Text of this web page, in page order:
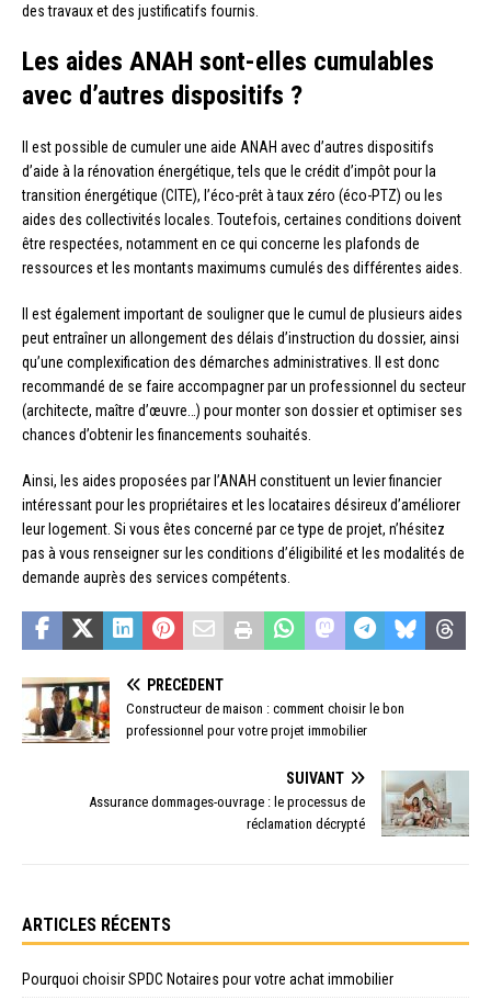
des travaux et des justificatifs fournis.
Les aides ANAH sont-elles cumulables
avec d’autres dispositifs ?
Il est possible de cumuler une aide ANAH avec d’autres dispositifs
d’aide à la rénovation énergétique, tels que le crédit d’impôt pour la
transition énergétique (CITE), l’éco-prêt à taux zéro (éco-PTZ) ou les
aides des collectivités locales. Toutefois, certaines conditions doivent
être respectées, notamment en ce qui concerne les plafonds de
ressources et les montants maximums cumulés des différentes aides.
Il est également important de souligner que le cumul de plusieurs aides
peut entraîner un allongement des délais d’instruction du dossier, ainsi
qu’une complexification des démarches administratives. Il est donc
recommandé de se faire accompagner par un professionnel du secteur
(architecte, maître d’œuvre…) pour monter son dossier et optimiser ses
chances d’obtenir les financements souhaités.
Ainsi, les aides proposées par l’ANAH constituent un levier financier
intéressant pour les propriétaires et les locataires désireux d’améliorer
leur logement. Si vous êtes concerné par ce type de projet, n’hésitez
pas à vous renseigner sur les conditions d’éligibilité et les modalités de
demande auprès des services compétents.
PRÉCÉDENT
Constructeur de maison : comment choisir le bon
professionnel pour votre projet immobilier
SUIVANT
Assurance dommages-ouvrage : le processus de
réclamation décrypté
ARTICLES RÉCENTS
Pourquoi choisir SPDC Notaires pour votre achat immobilier